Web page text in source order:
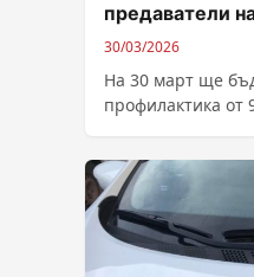
предаватели
30/03/2026
На 30 март ще
профилактика от